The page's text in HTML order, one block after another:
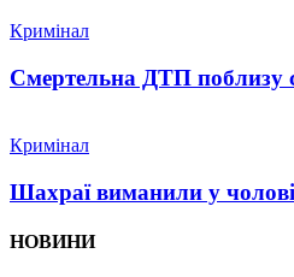
Кримінал
Смертельна ДТП поблизу
Кримінал
Шахраї виманили у
НОВИНИ